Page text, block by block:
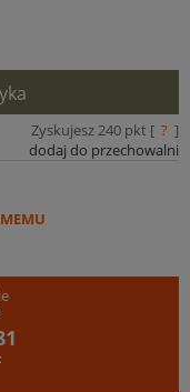
Zyskujesz240pkt [ ? ]
dodaj do przechowalni